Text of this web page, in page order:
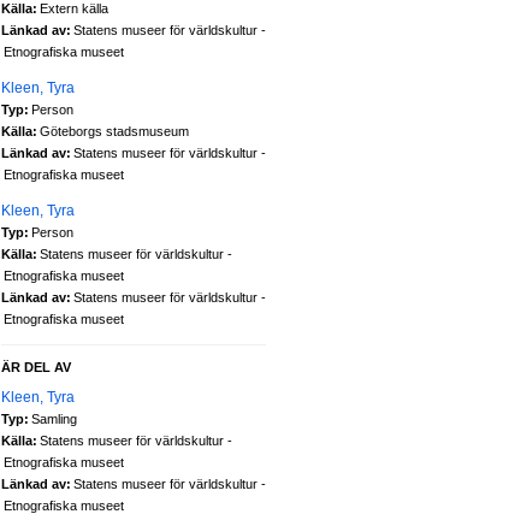
Källa: Extern källa
Länkad av: Statens museer för världskultur -
Etnografiska museet
Kleen, Tyra
Typ: Person
Källa: Göteborgs stadsmuseum
Länkad av: Statens museer för världskultur -
Etnografiska museet
Kleen, Tyra
Typ: Person
Källa: Statens museer för världskultur -
Etnografiska museet
Länkad av: Statens museer för världskultur -
Etnografiska museet
ÄR DEL AV
Kleen, Tyra
Typ: Samling
Källa: Statens museer för världskultur -
Etnografiska museet
Länkad av: Statens museer för världskultur -
Etnografiska museet